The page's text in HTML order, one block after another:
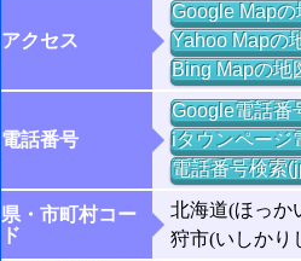
アクセス
Google Mapの
Yahoo Mapの
Bing Mapの地
電話番号
Google電話番
iタウンページ
電話番号検索
県・市町村コー
ド
北海道(ほっか
狩市(いしかり